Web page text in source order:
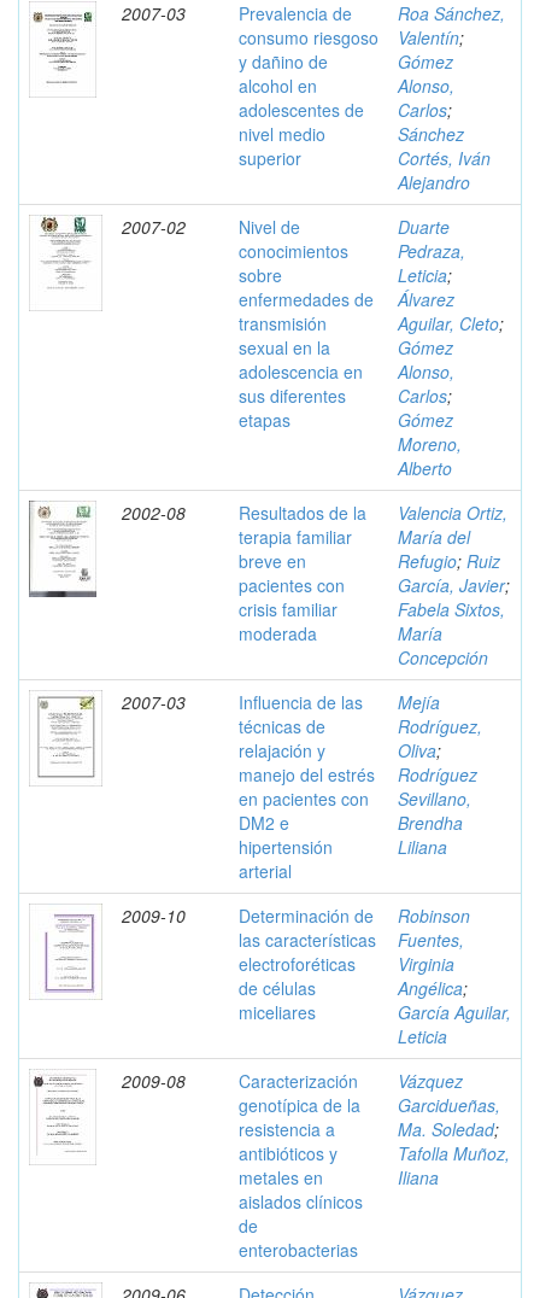
2007-03
Prevalencia de
consumo riesgoso
y dañino de
alcohol en
adolescentes de
nivel medio
superior
Roa Sánchez,
Valentín;
Gómez
Alonso,
Carlos;
Sánchez
Cortés, Iván
Alejandro
2007-02
Nivel de
conocimientos
sobre
enfermedades de
transmisión
sexual en la
adolescencia en
sus diferentes
etapas
Duarte
Pedraza,
Leticia;
Álvarez
Aguilar, Cleto;
Gómez
Alonso,
Carlos;
Gómez
Moreno,
Alberto
2002-08
Resultados de la
terapia familiar
breve en
pacientes con
crisis familiar
moderada
Valencia Ortiz,
María del
Refugio; Ruiz
García, Javier;
Fabela Sixtos,
María
Concepción
2007-03
Influencia de las
técnicas de
relajación y
manejo del estrés
en pacientes con
DM2 e
hipertensión
arterial
Mejía
Rodríguez,
Oliva;
Rodríguez
Sevillano,
Brendha
Liliana
2009-10
Determinación de
las características
electroforéticas
de células
miceliares
Robinson
Fuentes,
Virginia
Angélica;
García Aguilar,
Leticia
2009-08
Caracterización
genotípica de la
resistencia a
antibióticos y
metales en
aislados clínicos
de
enterobacterias
Vázquez
Garcidueñas,
Ma. Soledad;
Tafolla Muñoz,
Iliana